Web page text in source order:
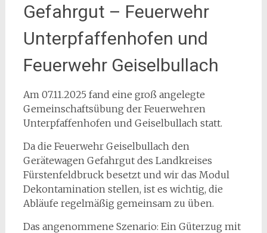
Gefahrgut – Feuerwehr
Unterpfaffenhofen und
Feuerwehr Geiselbullach
Am 07.11.2025 fand eine groß angelegte
Gemeinschaftsübung der Feuerwehren
Unterpfaffenhofen und Geiselbullach statt.
Da die Feuerwehr Geiselbullach den
Gerätewagen Gefahrgut des Landkreises
Fürstenfeldbruck besetzt und wir das Modul
Dekontamination stellen, ist es wichtig, die
Abläufe regelmäßig gemeinsam zu üben.
Das angenommene Szenario: Ein Güterzug mit